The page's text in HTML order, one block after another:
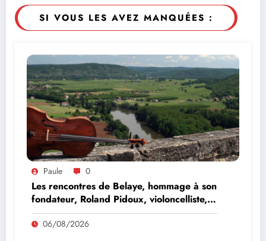
SI VOUS LES AVEZ MANQUÉES :
Paule 0
Les rencontres de Belaye, hommage à son
fondateur, Roland Pidoux, violoncelliste,
le vendredi 07 août 2026
06/08/2026